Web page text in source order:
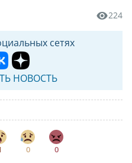
224
сетях
НОВОСТЬ
0 0